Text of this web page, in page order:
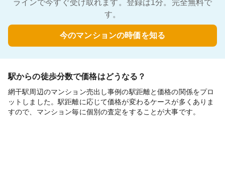
ラインで今すぐ受け取れます。登録は1分。完全無料で
す。
今のマンションの時価を知る
駅からの徒歩分数で価格はどうなる？
網干駅周辺のマンション売出し事例の駅距離と価格の関係をプロ
ットしました。駅距離に応じて価格が変わるケースが多くありま
すので、マンション毎に個別の査定をすることが大事です。